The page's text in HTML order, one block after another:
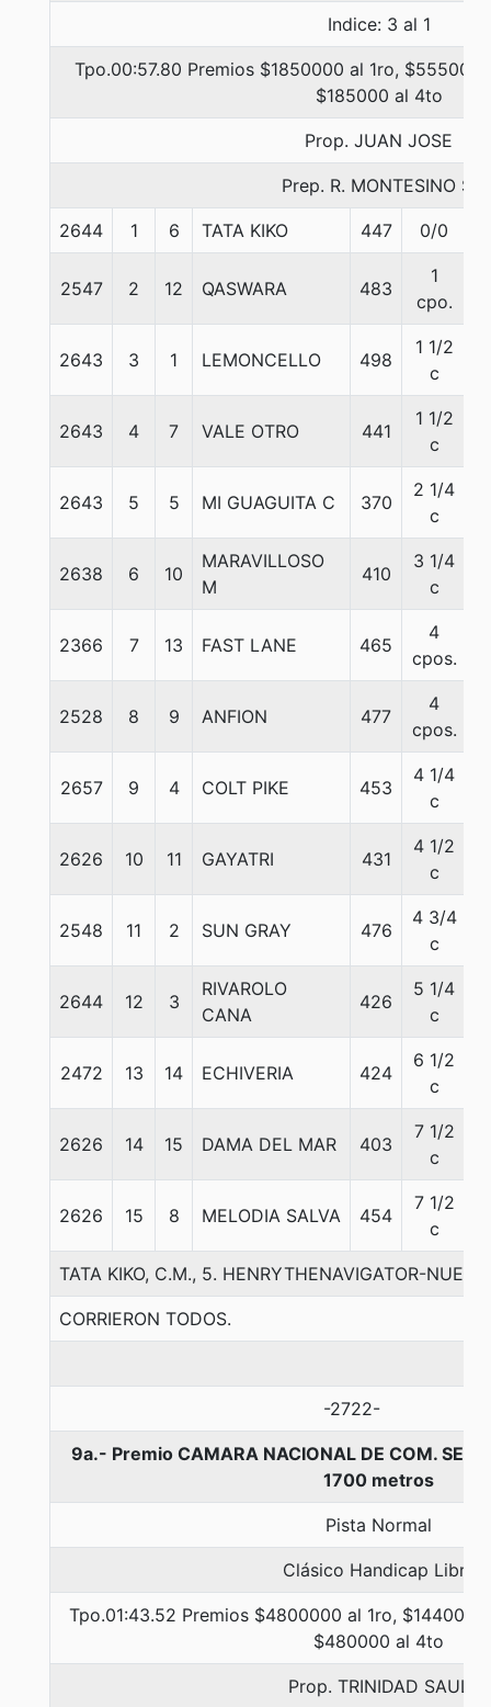
Indice: 3 al 1
Tpo.00:57.80 Premios $1850000 al 1ro,
$185000 al 4to
Prop. JUAN JOSE
Prep. R. MONTESINO S.
2644 1 6 TATA KIKO 447 0/0
2547 2 12 QASWARA 483
1
cpo.
2643 3 1 LEMONCELLO 498
1 1/2
c
2643 4 7 VALE OTRO 441
1 1/2
c
2643 5 5 MI GUAGUITA C 370
2 1/4
c
2638 6 10
MARAVILLOSO
M
410
3 1/4
c
2366 7 13 FAST LANE 465
4
cpos.
2528 8 9 ANFION 477
4
cpos.
2657 9 4 COLT PIKE 453
4 1/4
c
2626 10 11 GAYATRI 431
4 1/2
c
2548 11 2 SUN GRAY 476
4 3/4
c
2644 12 3
RIVAROLO
CANA
426
5 1/4
c
2472 13 14 ECHIVERIA 424
6 1/2
c
2626 14 15 DAMA DEL MAR 403
7 1/2
c
2626 15 8 MELODIA SALVA 454
7 1/2
c
TATA KIKO, C.M., 5. HENRYTHENAVIGATOR-
CORRIERON TODOS.
-2722-
9a.- Premio CAMARA NACIONAL DE COM.
1700 metros
Pista Normal
Clásico Handicap Libre
Tpo.01:43.52 Premios $4800000 al 1ro,
$480000 al 4to
Prop. TRINIDAD SAUL